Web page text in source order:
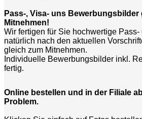
Pass-, Visa- uns Bewerbungsbilder
Mitnehmen!
Wir fertigen für Sie hochwertige Pass-
natürlich nach den aktuellen
gleich zum Mitnehmen.
Individuelle Bewerbungsbilder inkl.
fertig.
Online bestellen und in der Filiale
Problem.